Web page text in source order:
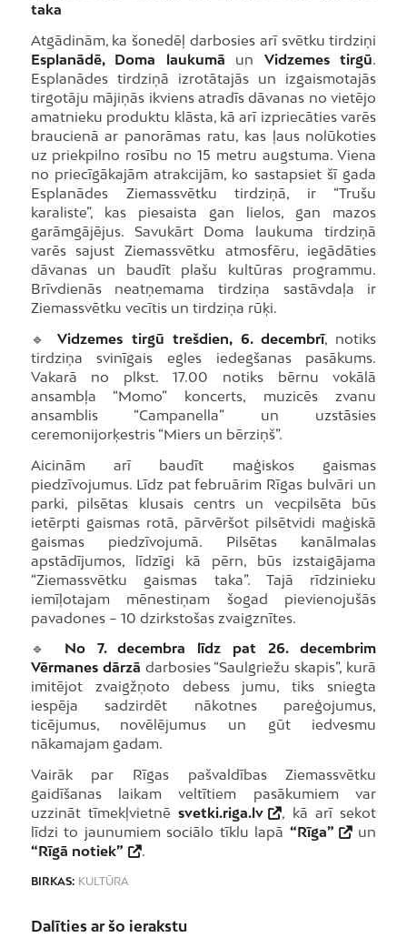
taka
Atgādinām, ka šonedēļ darbosies arī svētku tirdziņi
Esplanādē, Doma laukumā un Vidzemes tirgū.
Esplanādes tirdziņā izrotātajās un izgaismotajās
tirgotāju mājiņās ikviens atradīs dāvanas no vietējo
amatnieku produktu klāsta, kā arī izpriecāties varēs
braucienā ar panorāmas ratu, kas ļaus nolūkoties
uz priekpilno rosību no 15 metru augstuma. Viena
no priecīgākajām atrakcijām, ko sastapsiet šī gada
Esplanādes Ziemassvētku tirdziņā, ir “Trušu
karaliste”, kas piesaista gan lielos, gan mazos
garāmgājējus. Savukārt Doma laukuma tirdziņā
varēs sajust Ziemassvētku atmosfēru, iegādāties
dāvanas un baudīt plašu kultūras programmu.
Brīvdienās neatņemama tirdziņa sastāvdaļa ir
Ziemassvētku vecītis un tirdziņa rūķi.
🔹Vidzemes tirgū trešdien, 6. decembrī, notiks
tirdziņa svinīgais egles iedegšanas pasākums.
Vakarā no plkst. 17.00 notiks bērnu vokālā
ansambļa “Momo” koncerts, muzicēs zvanu
ansamblis “Campanella” un uzstāsies
ceremonijorķestris “Miers un bērziņš”.
Aicinām arī baudīt maģiskos gaismas
piedzīvojumus. Līdz pat februārim Rīgas bulvāri un
parki, pilsētas klusais centrs un vecpilsēta būs
ietērpti gaismas rotā, pārvēršot pilsētvidi maģiskā
gaismas piedzīvojumā. Pilsētas kanālmalas
apstādījumos, līdzīgi kā pērn, būs izstaigājama
“Ziemassvētku gaismas taka”. Tajā rīdzinieku
iemīļotajam mēnestiņam šogad pievienojušās
pavadones – 10 dzirkstošas zvaigznītes.
🔹 No 7. decembra līdz pat 26. decembrim
Vērmanes dārzā darbosies “Saulgriežu skapis”, kurā
imitējot zvaigžņoto debess jumu, tiks sniegta
iespēja sadzirdēt nākotnes pareģojumus,
ticējumus, novēlējumus un gūt iedvesmu
nākamajam gadam.
Vairāk par Rīgas pašvaldības Ziemassvētku
gaidīšanas laikam veltītiem pasākumiem var
uzzināt tīmekļvietnēsvetki.riga.lv
, kā arī sekot
līdzi to jaunumiem sociālo tīklu lapā “Rīga”
un
“Rīgā notiek”
.
BIRKAS: KULTŪRA
Dalīties ar šo ierakstu